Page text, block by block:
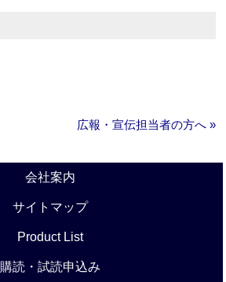
広報・宣伝担当者の方へ »
会社案内
サイトマップ
Product List
購読・試読申込み